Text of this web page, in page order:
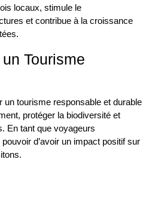
locaux, stimule le
et contribue à la croissance
Tourisme
un tourisme responsable et durable
protéger la biodiversité et
En tant que voyageurs
d’avoir un impact positif sur